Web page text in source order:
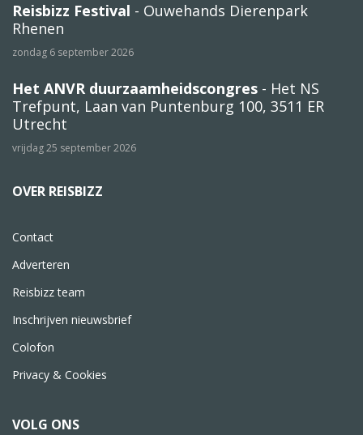
Reisbizz Festival - Ouwehands Dierenpark
Rhenen
zondag 6 september 2026
Het ANVR duurzaamheidscongres - Het NS
Trefpunt, Laan van Puntenburg 100, 3511 ER
Utrecht
vrijdag 25 september 2026
OVER REISBIZZ
Contact
Adverteren
Reisbizz team
Inschrijven nieuwsbrief
Colofon
Privacy & Cookies
VOLG ONS